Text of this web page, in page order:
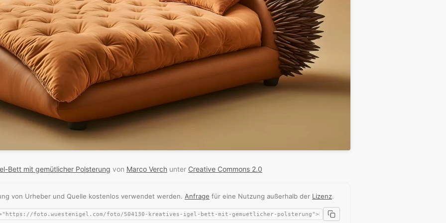
Bett mit gemütlicher Polsterung von Marco Verch unter Creative Commons 2.0
von Urheber und Quelle kostenlos verwendet werden. Anfrage für eine Nutzung außerhalb der Lizenz.